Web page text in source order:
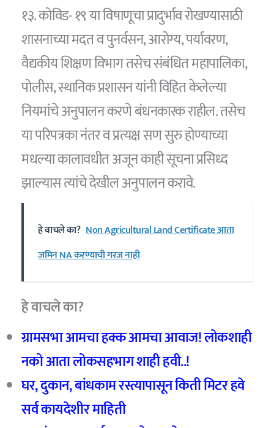
१३. कोविड- १९ या विषाणूचा प्रादुर्भाव रोखण्यासाठी
शासनाच्या मदत व पुनर्वसन, आरोग्य, पर्यावरण,
वैद्यकीय शिक्षण विभाग तसेच संबंधित महापालिका,
पोलीस, स्थानिक प्रशासन यांनी विहित केलेल्या
नियमांचे अनुपालन करणे बंधनकारक राहील. तसेच
या परिपत्रका नंतर व प्रत्यक्ष सण सुरु होण्याच्या
मधल्या कालावधीत अजून काही सूचना प्रसिध्द
झाल्यास त्यांचे देखील अनुपालन करावे.
हे वाचले का? Non Agricultural Land Certificate आता
जमिन NA करण्याची गरज नाही
हे वाचले का?
ग्रामसभा आमचा हक्क आमचा आवाज! लोकशाही
नको आता लोकसहभाग शाही हवी..!
घर,दुकान,बांधकाम रस्त्यापासून किती मिटर हवे
सर्व कायदेशीर माहिती